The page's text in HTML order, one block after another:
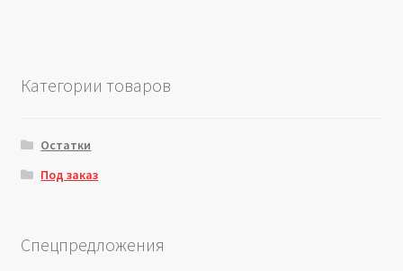
Категории товаров
Остатки
Под заказ
Спецпредложения